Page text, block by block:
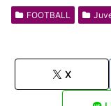
FOOTBALL
X